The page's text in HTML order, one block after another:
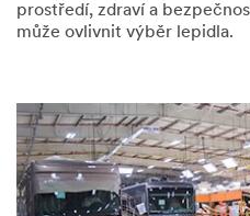
prostředí, zdraví a
může ovlivnit výběr lepidla.